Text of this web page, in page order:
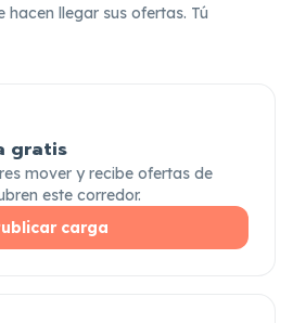
llegar sus ofertas. Tú
gratis
mover y recibe ofertas de
este corredor.
carga